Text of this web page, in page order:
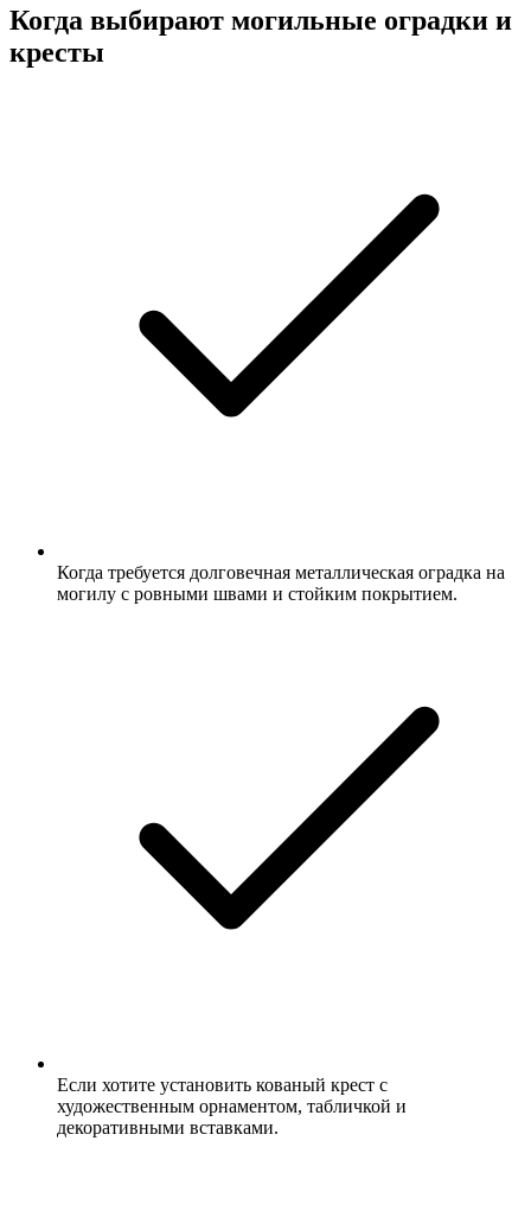
Когда выбирают могильные оградки и
кресты
Когда требуется долговечная металлическая оградка на
могилу с ровными швами и стойким покрытием.
Если хотите установить кованый крест с
художественным орнаментом, табличкой и
декоративными вставками.